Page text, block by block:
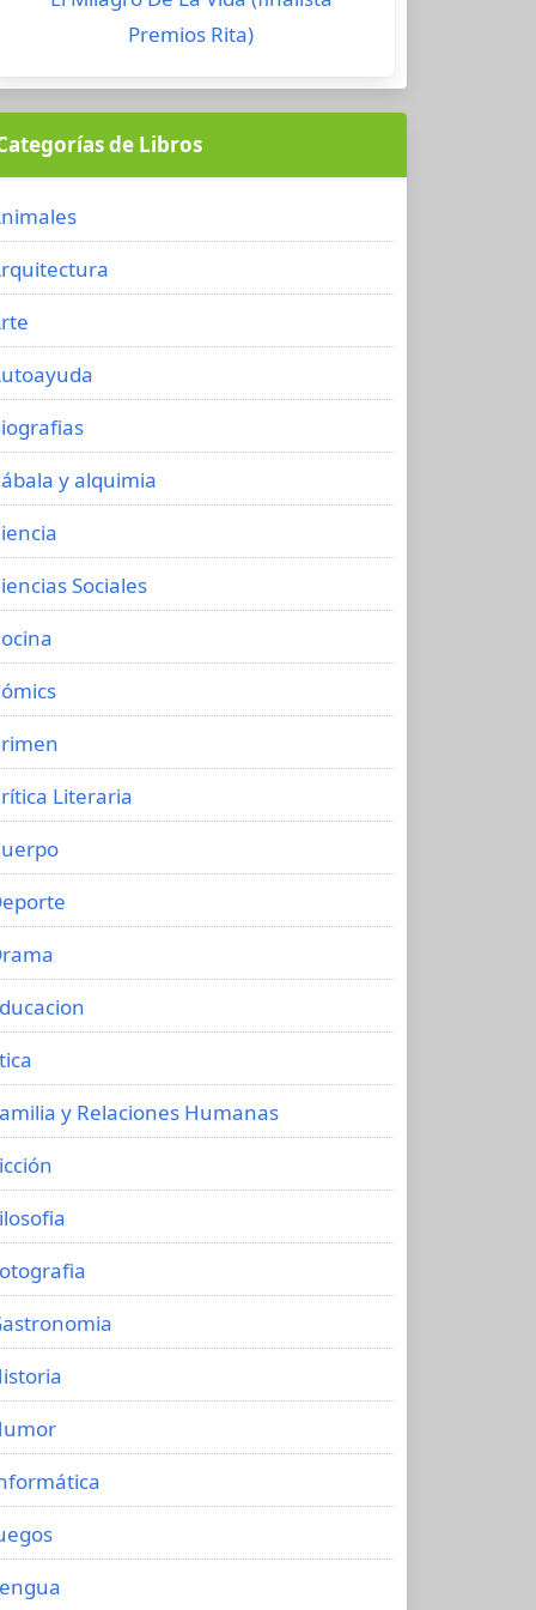
Premios Rita)
de Libros
y alquimia
Sociales
Literaria
y Relaciones Humanas